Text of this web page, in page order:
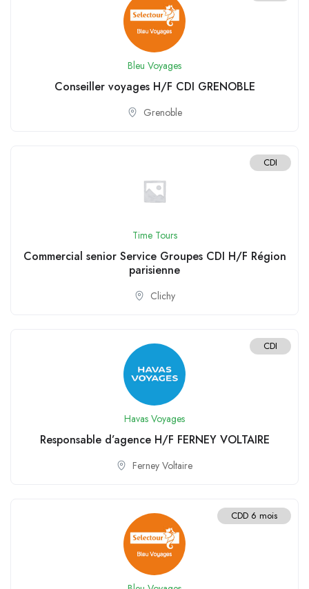
Bleu Voyages
Conseiller voyages H/F CDI GRENOBLE
Grenoble
CDI
Time Tours
Commercial senior Service Groupes CDI H/F Région
parisienne
Clichy
CDI
Havas Voyages
Responsable d’agence H/F FERNEY VOLTAIRE
Ferney Voltaire
CDD 6 mois